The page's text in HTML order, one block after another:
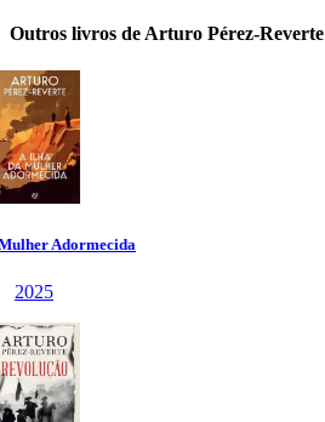
Outros livros de Arturo Pérez-Reverte